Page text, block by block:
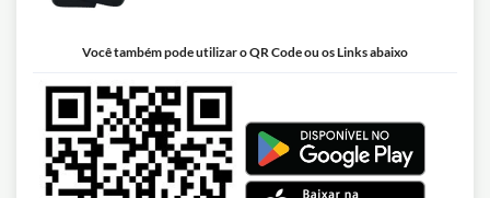
Você também pode utilizar o QR Code ou os Links abaixo